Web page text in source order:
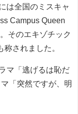
は全国のミスキャ
Campus Queen
そのエキゾチック
されました。
マ「逃げるは恥だ
「突然ですが、明